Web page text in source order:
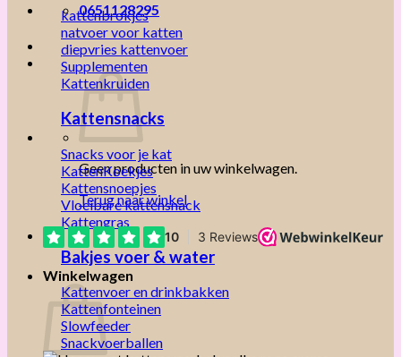
0651128295
Geen producten in uw winkelwagen.
Terug naar winkel
Winkelwagen
kattenbrokjes
natvoer voor katten
diepvries kattenvoer
Supplementen
Kattenkruiden
Kattensnacks
Snacks voor je kat
KattenKoekjes
Kattensnoepjes
Vloeibare kattensnack
Kattengras
Bakjes voer & water
Kattenvoer en drinkbakken
Kattenfonteinen
Slowfeeder
Snackvoerballen